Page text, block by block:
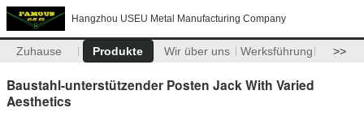
Hangzhou USEU Metal Manufacturing Company
Zuhause Produkte Wir über uns Werksführung >>
Baustahl-unterstützender Posten Jack With Varied
Aesthetics